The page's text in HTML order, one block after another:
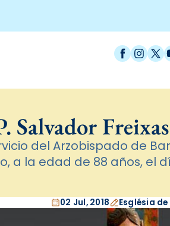
Facebook
X /
Salvador
del Arzobispado de
a la edad de 88 años, el
02 Jul, 2018 Església